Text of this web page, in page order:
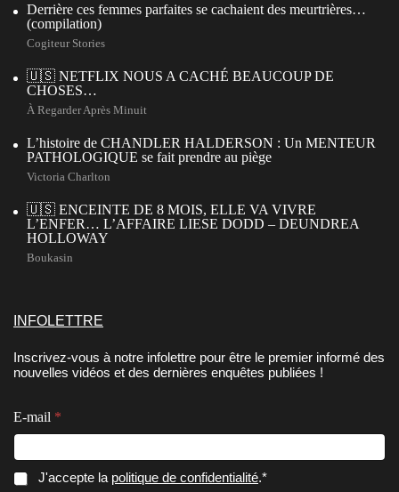
Derrière ces femmes parfaites se cachaient des meurtrières…
(compilation)
Cogiteur Stories
🇺🇸 NETFLIX NOUS A CACHÉ BEAUCOUP DE
CHOSES…
À Regarder Après Minuit
L’histoire de CHANDLER HALDERSON : Un MENTEUR
PATHOLOGIQUE se fait prendre au piège
Victoria Charlton
🇺🇸 ENCEINTE DE 8 MOIS, ELLE VA VIVRE
L’ENFER… L’AFFAIRE LIESE DODD – DEUNDREA
HOLLOWAY
Boukasin
INFOLETTRE
Inscrivez-vous à notre infolettre pour être le premier informé des
nouvelles vidéos et des dernières enquêtes publiées !
E
-
a
i
l
E-mail *
C
J'accepte la politique de confidentialité.*